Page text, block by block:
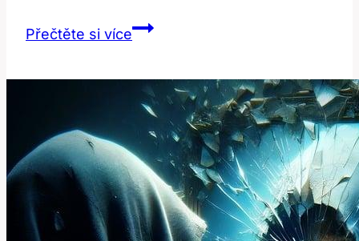
Přečtěte si víceRed
Význam
Červeného
Rybízu
v
Anglicko-
Českém